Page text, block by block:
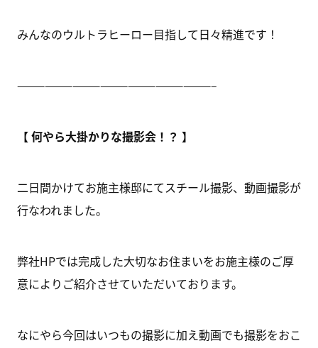
みんなのウルトラヒーロー目指して日々精進です！
—————————————————————–
【 何やら大掛かりな撮影会！？ 】
二日間かけてお施主様邸にてスチール撮影、動画撮影が
行なわれました。
弊社HPでは完成した大切なお住まいをお施主様のご厚
意によりご紹介させていただいております。
なにやら今回はいつもの撮影に加え動画でも撮影をおこ